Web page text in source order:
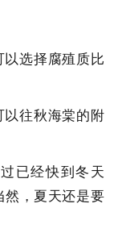
选择腐殖质比
以往秋海棠的附
已经快到冬天
然，夏天还是要